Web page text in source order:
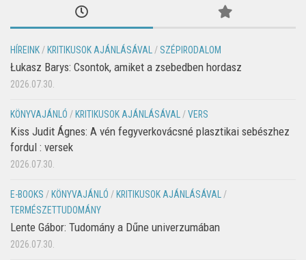
HÍREINK/ KRITIKUSOK AJÁNLÁSÁVAL/ SZÉPIRODALOM
Łukasz Barys: Csontok, amiket a zsebedben hordasz
2026.07.30.
KÖNYVAJÁNLÓ / KRITIKUSOK AJÁNLÁSÁVAL/VERS
Kiss Judit Ágnes: A vén fegyverkovácsné plasztikai sebészhez
fordul : versek
2026.07.30.
E-BOOKS / KÖNYVAJÁNLÓ / KRITIKUSOK AJÁNLÁSÁVAL/
TERMÉSZETTUDOMÁNY
Lente Gábor: Tudomány a Dűne univerzumában
2026.07.30.